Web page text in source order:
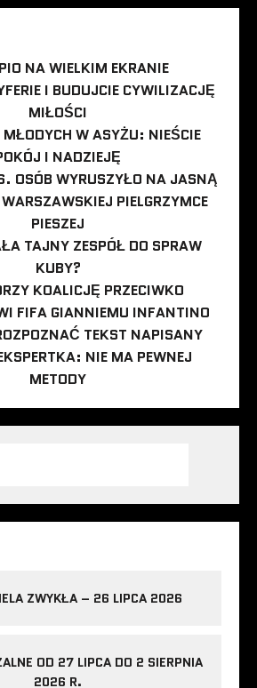
NA WIELKIM EKRANIE
I BUDUJCIE CYWILIZACJĘ
MIŁOŚCI
MŁODYCH W ASYŻU: NIEŚCIE
I NADZIEJĘ
OSÓB WYRUSZYŁO NA JASNĄ
PIELGRZYMCE
PIESZEJ
TAJNY ZESPÓŁ DO SPRAW
KUBY?
KOALICJĘ PRZECIWKO
FIFA GIANNIEMU INFANTINO
TEKST NAPISANY
NIE MA PEWNEJ
METODY
ZWYKŁA – 26 LIPCA 2026
OD 27 LIPCA DO 2 SIERPNIA
2026 R.